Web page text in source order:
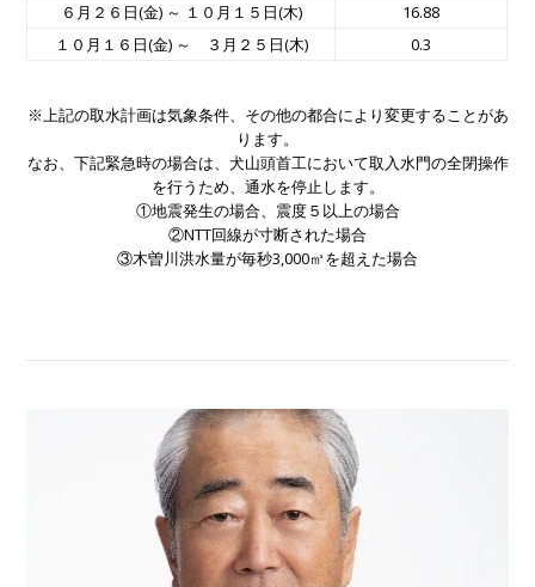
６月２６日(金) ～ １０月１５日(木)
16.88
１０月１６日(金) ～ ３月２５日(木)
0.3
※上記の取水計画は気象条件、その他の都合により変更することがあ
ります。
なお、下記緊急時の場合は、犬山頭首工において取入水門の全閉操作
を行うため、通水を停止します。
①地震発生の場合、震度５以上の場合
②NTT回線が寸断された場合
③木曽川洪水量が毎秒3,000㎥を超えた場合